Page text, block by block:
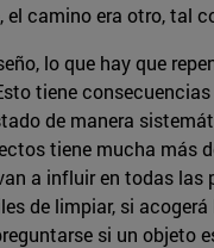
el camino era otro, tal
lo que hay que
tiene
de manera
tiene mucha más
a influir en todas
de limpiar, si
si un objeto